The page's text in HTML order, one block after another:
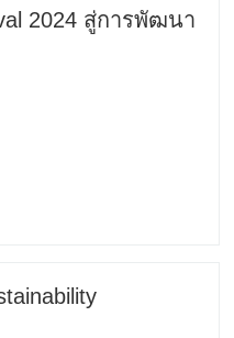
2024 สู่การพัฒนา